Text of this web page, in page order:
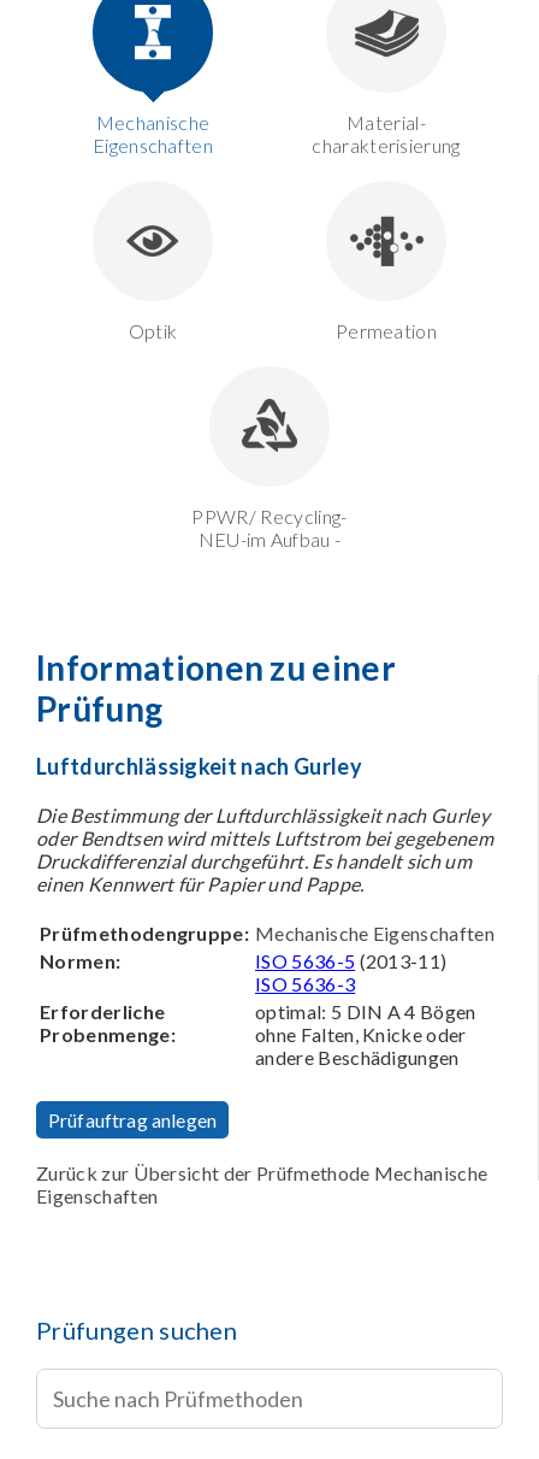
Mechanische
Eigenschaften
Material-
charakterisierung
Optik Permeation
PPWR/ Recycling-
NEU-im Aufbau -
Informationen zu einer
Prüfung
Luftdurchlässigkeit nach Gurley
Die Bestimmung der Luftdurchlässigkeit nach Gurley
oder Bendtsen wird mittels Luftstrom bei gegebenem
Druckdifferenzial durchgeführt. Es handelt sich um
einen Kennwert für Papier und Pappe.
Prüfmethodengruppe: Mechanische Eigenschaften
Normen:
ISO 5636-5 (2013-11)
ISO 5636-3
Erforderliche
Probenmenge:
optimal: 5 DIN A 4 Bögen
ohne Falten, Knicke oder
andere Beschädigungen
Prüfauftrag anlegen
Zurück zur Übersicht der Prüfmethode Mechanische
Eigenschaften
Prüfungen suchen